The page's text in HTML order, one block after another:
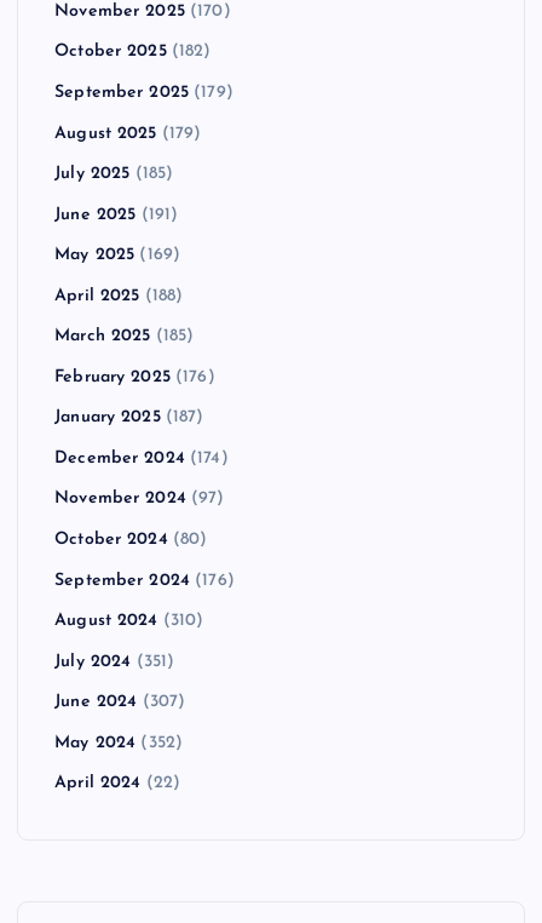
November 2025(170)
October 2025(182)
September 2025 (179)
August 2025 (179)
July 2025 (185)
June 2025 (191)
May 2025 (169)
April 2025 (188)
March 2025 (185)
February 2025(176)
January 2025(187)
December 2024 (174)
November 2024 (97)
October 2024 (80)
September 2024 (176)
August 2024 (310)
July 2024 (351)
June 2024 (307)
May 2024 (352)
April 2024 (22)